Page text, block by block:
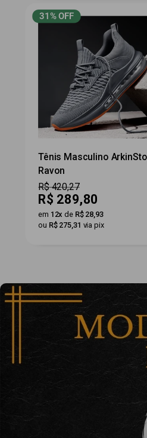
31% OFF
Tênis Masculino
Ravon
Preço
por
R$ 289,80
Preço
R$ 420,27
em 12x de R$ 28,93
ou R$ 275,31 via pix